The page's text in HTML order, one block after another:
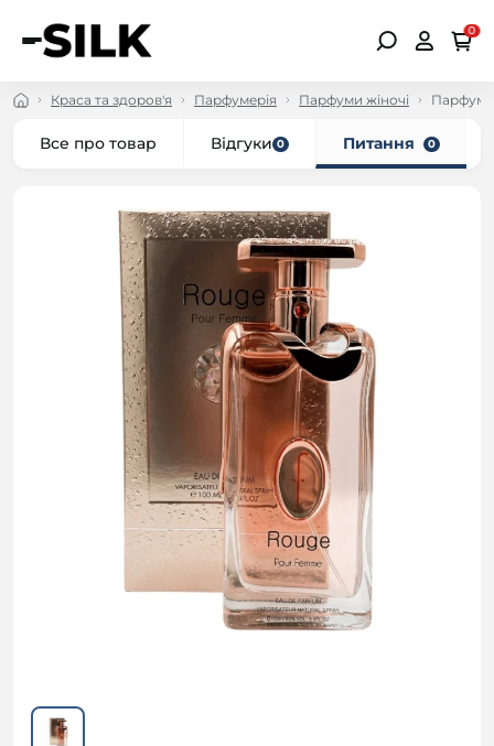
0
Краса та здоров'я Парфумерія Парфуми жіночі
Все про товар Відгуки 0 Питання 0